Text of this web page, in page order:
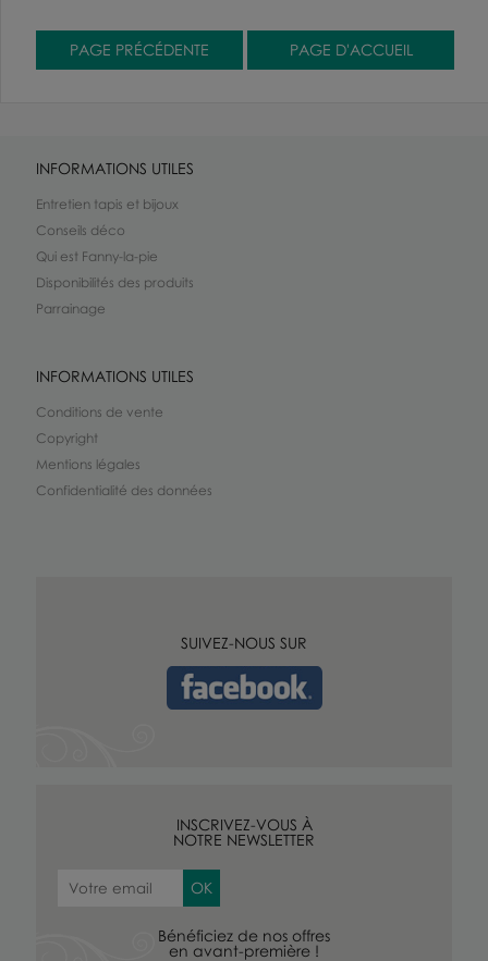
INFORMATIONS UTILES
Entretien tapis et bijoux
Conseils déco
Qui est Fanny-la-pie
Disponibilités des produits
Parrainage
INFORMATIONS UTILES
Conditions de vente
Copyright
Mentions légales
Confidentialité des données
SUIVEZ-NOUS SUR
INSCRIVEZ-VOUS À
NOTRE NEWSLETTER
Bénéficiez de nos offres
en avant-première !